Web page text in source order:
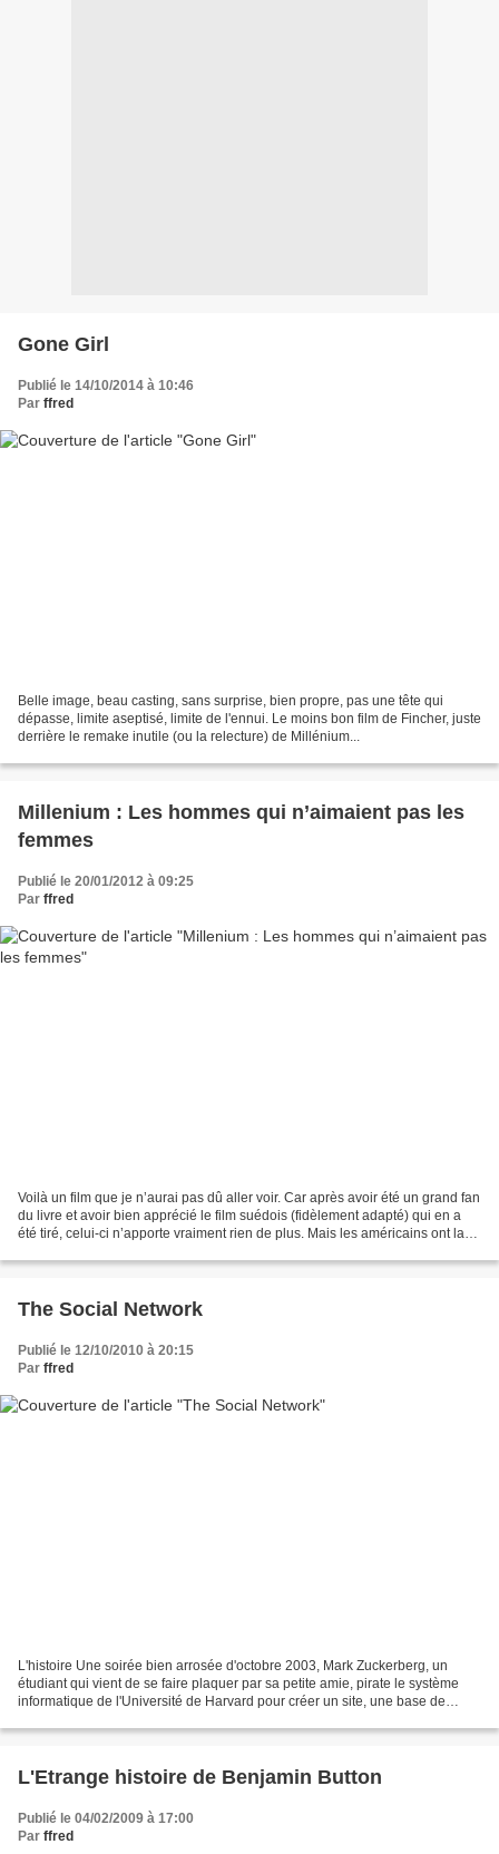
Gone Girl
Publié le 14/10/2014 à 10:46
Par ffred
Belle image, beau casting, sans surprise, bien propre, pas une tête qui
dépasse, limite aseptisé, limite de l'ennui. Le moins bon film de Fincher, juste
derrière le remake inutile (ou la relecture) de Millénium...
Millenium : Les hommes qui n’aimaient pas les
femmes
Publié le 20/01/2012 à 09:25
Par ffred
Voilà un film que je n’aurai pas dû aller voir. Car après avoir été un grand fan
du livre et avoir bien apprécié le film suédois (fidèlement adapté) qui en a
été tiré, celui-ci n’apporte vraiment rien de plus. Mais les américains ont la
The Social Network
Publié le 12/10/2010 à 20:15
Par ffred
L'histoire Une soirée bien arrosée d'octobre 2003, Mark Zuckerberg, un
étudiant qui vient de se faire plaquer par sa petite amie, pirate le système
informatique de l'Université de Harvard pour créer un site, une base de
L'Etrange histoire de Benjamin Button
Publié le 04/02/2009 à 17:00
Par ffred